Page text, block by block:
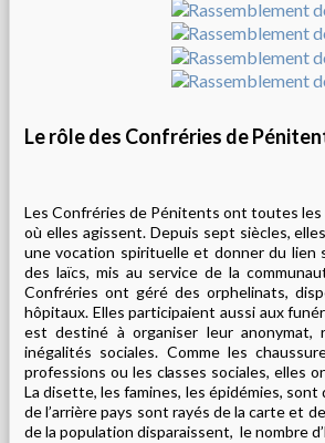
Le rôle des Confréries de
Les Confréries de Pénitents ont toutes
où elles agissent. Depuis sept siècles,
une vocation spirituelle et donner du lien
des laïcs, mis au service de la
Confréries ont géré des orphelinats,
hôpitaux. Elles participaient aussi aux
est destiné à organiser leur anonymat,
inégalités sociales. Comme les
professions ou les classes sociales, elles
La disette, les famines, les épidémies,
de l’arrière pays sont rayés de la carte et
de la population disparaissent, le nombre